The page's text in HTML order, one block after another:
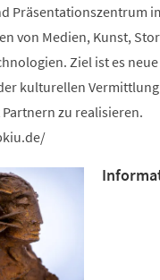
Präsentationszentrum
von Medien, Kunst,
Ziel ist es
kulturellen
zu realisieren.